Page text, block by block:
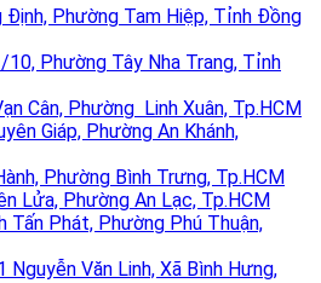
Phường Tam Hiệp, Tỉnh Đồng
Phường Tây Nha Trang, Tỉnh
Cân, Phường Linh Xuân, Tp.HCM
Giáp, Phường An Khánh,
Phường Bình Trưng, Tp.HCM
Lửa, Phường An Lạc, Tp.HCM
Tấn Phát, Phường Phú Thuận,
Nguyễn Văn Linh, Xã Bình Hưng,